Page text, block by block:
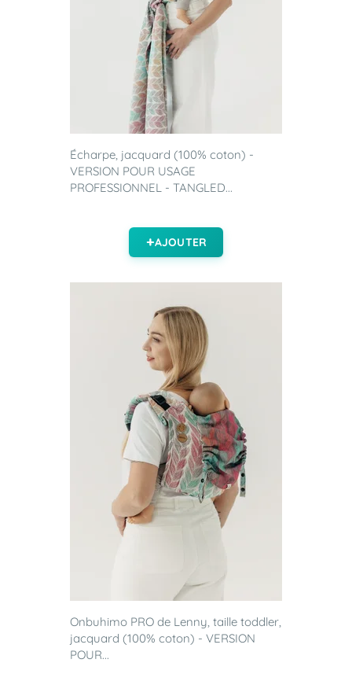
Écharpe, jacquard (100% coton) -
VERSION POUR USAGE
PROFESSIONNEL - TANGLED...
AJOUTER
Onbuhimo PRO de Lenny, taille toddler,
jacquard (100% coton) - VERSION
POUR...